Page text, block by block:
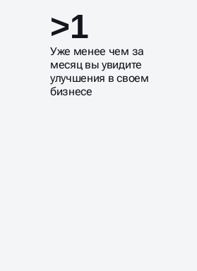
>1
Уже менее чем за
месяц вы увидите
улучшения в своем
бизнесе